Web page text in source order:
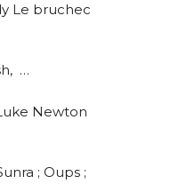
Le bruchec
…
Newton
; Oups ;